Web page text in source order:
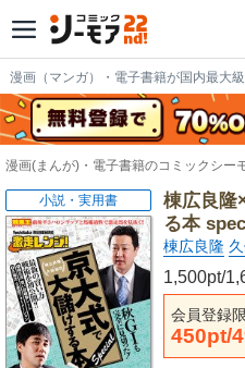
漫画（マンガ）・電子書籍が国内最大
漫画(まんが)・電子書籍のコミックシー
棟広良隆
る本
棟広良隆
1,500pt/
会員登録
450pt/
小説・実用書